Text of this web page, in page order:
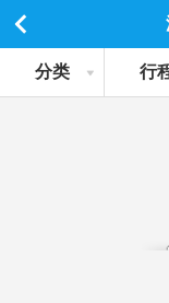
分类 行